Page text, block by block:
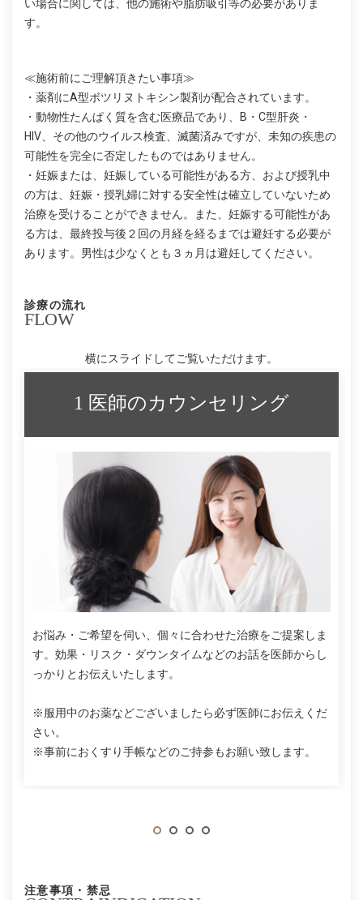
い場合に関しては、他の施術や脂肪吸引等の必要がありま
す。
≪施術前にご理解頂きたい事項≫
・薬剤にA型ボツリヌトキシン製剤が配合されています。
・動物性たんぱく質を含む医療品であり、B・C型肝炎・
HIV、その他のウイルス検査、滅菌済みですが、未知の疾患の
可能性を完全に否定したものではありません。
・妊娠または、妊娠している可能性がある方、および授乳中
の方は、妊娠・授乳婦に対する安全性は確立していないため
治療を受けることができません。また、妊娠する可能性があ
る方は、最終投与後２回の月経を経るまでは避妊する必要が
あります。男性は少なくとも３ヵ月は避妊してください。
診療の流れ
FLOW
横にスライドしてご覧いただけます。
1 医師のカウンセリング
お悩み・ご希望を伺い、個々に合わせた治療をご提案しま
す。効果・リスク・ダウンタイムなどのお話を医師からし
っかりとお伝えいたします。
※服用中のお薬などございましたら必ず医師にお伝えくだ
さい。
※事前におくすり手帳などのご持参もお願い致します。
注意事項・禁忌